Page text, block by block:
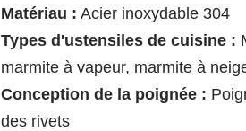
Matériau : Acier inoxydable 304
Types d'ustensiles de cuisine :
marmite à vapeur, marmite à
Conception de la poignée :
des rivets